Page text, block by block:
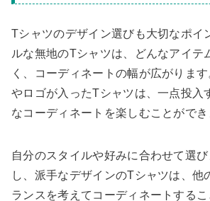
Tシャツのデザイン選びも大切なポイ
ルな無地のTシャツは、どんなアイテ
く、コーディネートの幅が広がりま
やロゴが入ったTシャツは、一点投入
なコーディネートを楽しむことができ
自分のスタイルや好みに合わせて選
し、派手なデザインのTシャツは、他
ランスを考えてコーディネートするこ